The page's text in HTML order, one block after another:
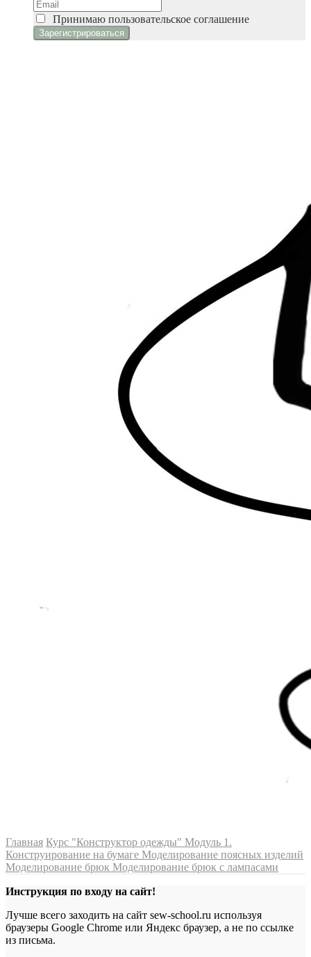
Принимаю пользовательское соглашение
Главная Курс "Конструктор одежды" Модуль 1.
Конструирование на бумаге Моделирование поясных изделий
Моделирование брюк Моделирование брюк с лампасами
Инструкция по входу на сайт!
Лучше всего заходить на сайт sew-school.ru используя
браузеры Google Chrome или Яндекс браузер, а не по ссылке
из письма.